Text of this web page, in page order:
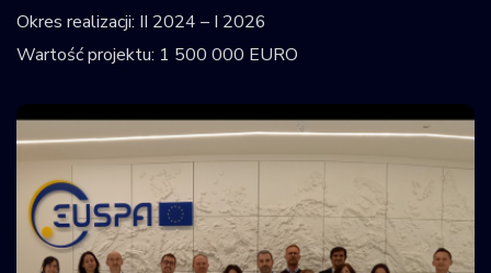
Okres realizacji: II 2024 – I 2026
Wartość projektu: 1 500 000 EURO